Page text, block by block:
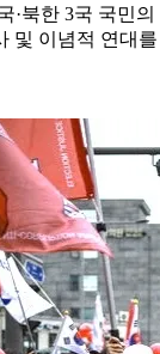
·북한 3국 국민
및 이념적 연대